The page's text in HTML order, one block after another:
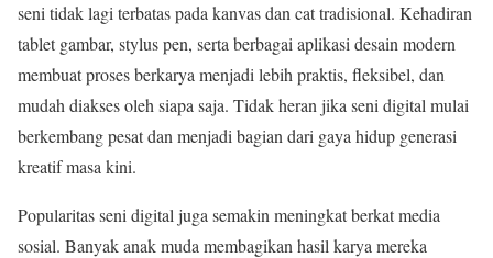
seni tidak lagi terbatas pada kanvas dan cat tradisional. Kehadiran
tablet gambar, stylus pen, serta berbagai aplikasi desain modern
membuat proses berkarya menjadi lebih praktis, fleksibel, dan
mudah diakses oleh siapa saja. Tidak heran jika seni digital mulai
berkembang pesat dan menjadi bagian dari gaya hidup generasi
kreatif masa kini.
Popularitas seni digital juga semakin meningkat berkat media
sosial. Banyak anak muda membagikan hasil karya mereka